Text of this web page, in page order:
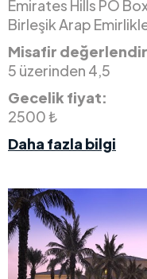
Emirates Hills PO
Birleşik Arap
Misafir
5 üzerinden 4,5
Gecelik fiyat:
2500 ₺
Daha fazla bilgi